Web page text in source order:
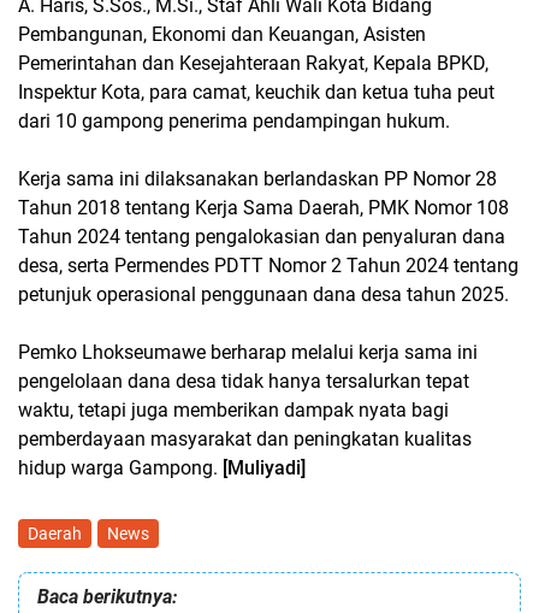
A. Haris, S.Sos., M.Si., Staf Ahli Wali Kota Bidang
Pembangunan, Ekonomi dan Keuangan, Asisten
Pemerintahan dan Kesejahteraan Rakyat, Kepala BPKD,
Inspektur Kota, para camat, keuchik dan ketua tuha peut
dari 10 gampong penerima pendampingan hukum.
Kerja sama ini dilaksanakan berlandaskan PP Nomor 28
Tahun 2018 tentang Kerja Sama Daerah, PMK Nomor 108
Tahun 2024 tentang pengalokasian dan penyaluran dana
desa, serta Permendes PDTT Nomor 2 Tahun 2024 tentang
petunjuk operasional penggunaan dana desa tahun 2025.
Pemko Lhokseumawe berharap melalui kerja sama ini
pengelolaan dana desa tidak hanya tersalurkan tepat
waktu, tetapi juga memberikan dampak nyata bagi
pemberdayaan masyarakat dan peningkatan kualitas
hidup warga Gampong. [Muliyadi]
Daerah News
Baca berikutnya: